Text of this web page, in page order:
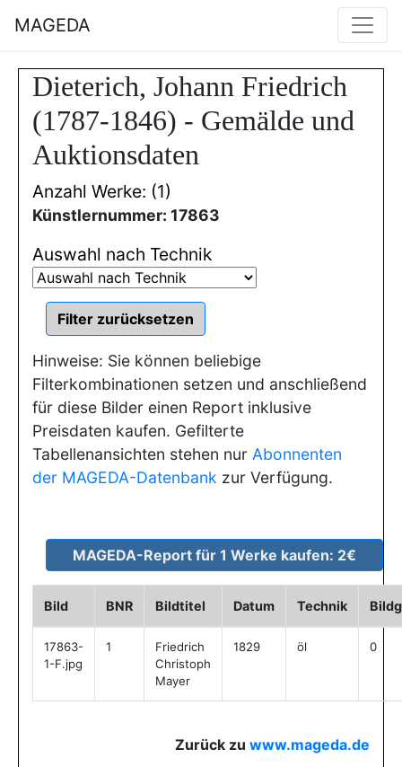
MAGEDA
Dieterich, Johann Friedrich
(1787-1846) - Gemälde und
Auktionsdaten
Anzahl Werke: (1)
Künstlernummer: 17863
Auswahl nach Technik
Hinweise: Sie können beliebige
Filterkombinationen setzen und anschließend
für diese Bilder einen Report inklusive
Preisdaten kaufen. Gefilterte
Tabellenansichten stehen nur Abonnenten
der MAGEDA-Datenbank zur Verfügung.
Bild BNR Bildtitel Datum Technik
17863-
1-F.jpg
1
Friedrich
Christoph
Mayer
1829 öl 0
Zurück zu www.mageda.de